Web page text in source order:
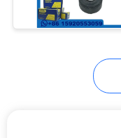
व्हील